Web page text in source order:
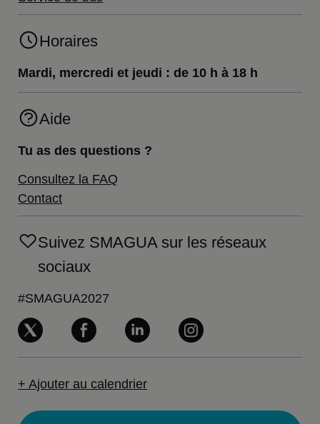
Horaires
Mardi, mercredi et jeudi :de 10 h à 18 h
Aide
Tu as des questions ?
Consultez la FAQ
Contact
Suivez SMAGUA sur les réseaux
sociaux
#SMAGUA2027
+ Ajouter au calendrier